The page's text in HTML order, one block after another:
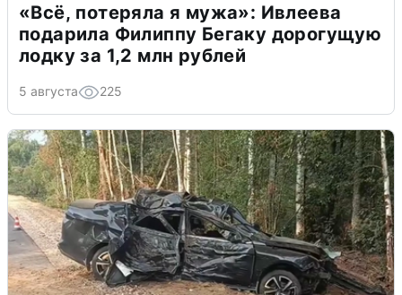
«Всё, потеряла я мужа»: Ивлеева
подарила Филиппу Бегаку дорогущую
лодку за 1,2 млн рублей
5 августа 225